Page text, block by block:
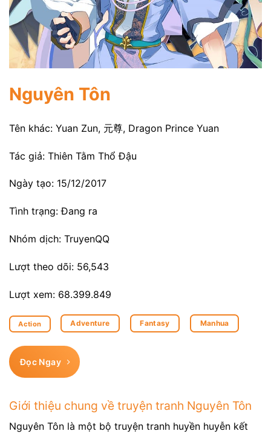
Nguyên Tôn
Tên khác: Yuan Zun, 元尊, Dragon Prince Yuan
Tác giả: Thiên Tằm Thổ Đậu
Ngày tạo: 15/12/2017
Tình trạng: Đang ra
Nhóm dịch: TruyenQQ
Lượt theo dõi: 56,543
Lượt xem: 68.399.849
Action Adventure Fantasy Manhua
Đọc Ngay
Giới thiệu chung về truyện tranh Nguyên Tôn
Nguyên Tôn là một bộ truyện tranh huyền huyễn kết